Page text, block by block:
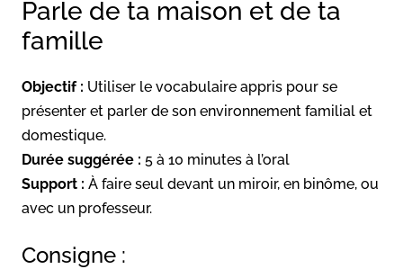
Parle de ta maison et de ta
famille
Objectif : Utiliser le vocabulaire appris pour se
présenter et parler de son environnement familial et
domestique.
Durée suggérée : 5 à 10 minutes à l’oral
Support : À faire seul devant un miroir, en binôme, ou
avec un professeur.
Consigne :